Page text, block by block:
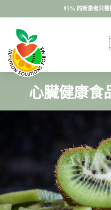
95% 的新患者只
95% 的新患者只
心臟健康食